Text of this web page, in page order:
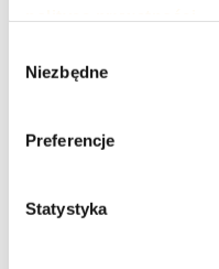
zgody
Niezbędne
Preferencje
Statystyka